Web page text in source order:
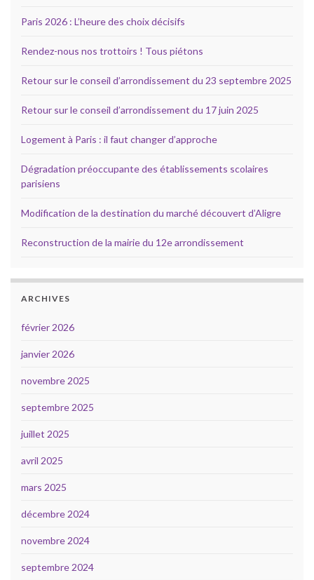
Paris 2026 : L’heure des choix décisifs
Rendez-nous nos trottoirs ! Tous piétons
Retour sur le conseil d’arrondissement du 23 septembre 2025
Retour sur le conseil d’arrondissement du 17 juin 2025
Logement à Paris : il faut changer d’approche
Dégradation préoccupante des établissements scolaires
parisiens
Modification de la destination du marché découvert d’Aligre
Reconstruction de la mairie du 12e arrondissement
ARCHIVES
février 2026
janvier 2026
novembre 2025
septembre 2025
juillet 2025
avril 2025
mars 2025
décembre 2024
novembre 2024
septembre 2024